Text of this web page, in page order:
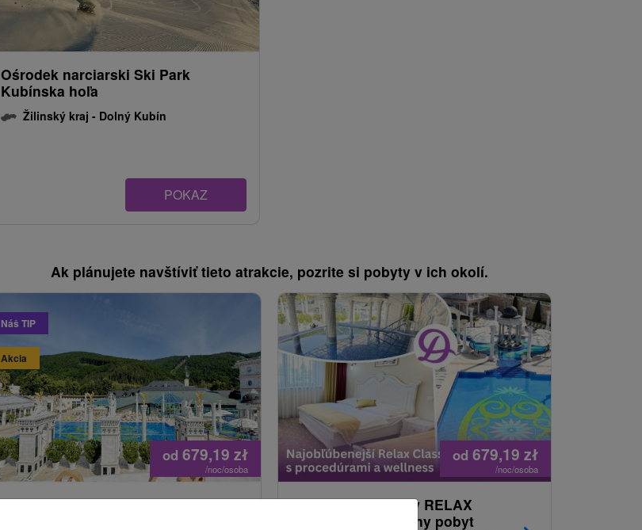
Ośrodek narciarski Ski Park
Kubínska hoľa
Žilinský kraj - Dolný Kubín
POKAZ
Ak plánujete navštíviť tieto atrakcie, pozrite si pobyty v ich okolí.
Náš TIP
Akcia
od 679,19 zł
/noc/osoba
Pakiet zabiegów profilaktycznych
od 679,19 zł
/noc/osoba
Pobyt relaksacyjny RELAX
CLASSIC: popularny pobyt